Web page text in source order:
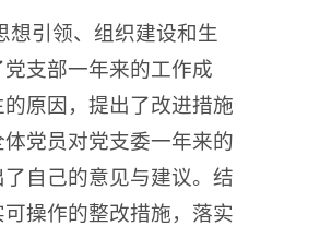
想引领、组织建设和生
支部一年来的工作成
原因，提出了改进措施
党员对党支委一年来的
自己的意见与建议。结
操作的整改措施，落实